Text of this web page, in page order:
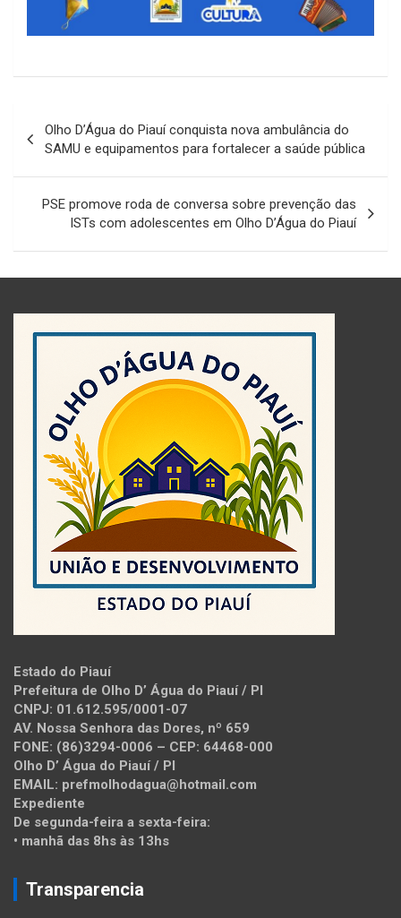
Navegação
de
Post
Olho D’Água do Piauí conquista nova ambulância do
SAMU e equipamentos para fortalecer a saúde pública
PSE promove roda de conversa sobre prevenção das
ISTs com adolescentes em Olho D’Água do Piauí
Estado do Piauí
Prefeitura de Olho D’ Água do Piauí / PI
CNPJ: 01.612.595/0001-07
AV. Nossa Senhora das Dores, nº 659
FONE: (86)3294-0006 – CEP: 64468-000
Olho D’ Água do Piauí / PI
EMAIL: prefmolhodagua@hotmail.com
Expediente
De segunda-feira a sexta-feira:
• manhã das 8hs às 13hs
Transparencia